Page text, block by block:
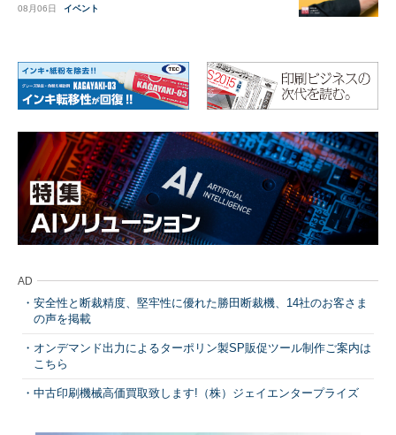
08月06日 イベント
AD
安全性と断裁精度、堅牢性に優れた勝田断裁機、14社のお客さま
の声を掲載
オンデマンド出力によるターポリン製SP販促ツール制作ご案内は
こちら
中古印刷機械高価買取致します!（株）ジェイエンタープライズ